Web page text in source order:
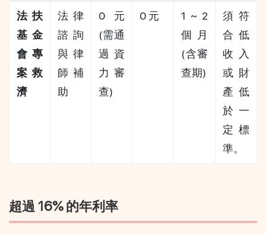
法扶
基金
會專
案救
濟
法律
諮詢
與律
師補
助
0 元
(需通
過資
力審
查)
0 元
1 ~ 2
個月
(含審
查期)
須符
合低
收入
或財
產低
於一
定標
準。
超過 16% 的年利率